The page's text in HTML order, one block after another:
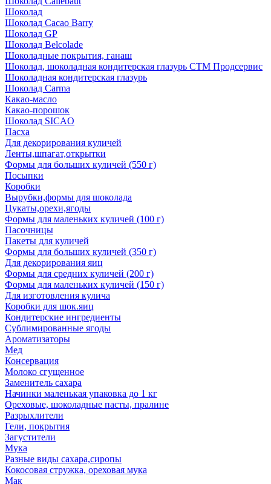
Шоколад
Шоколад Cacao Barry
Шоколад GP
Шоколад Belcolade
Шоколадные покрытия, ганаш
Шоколад, шоколадная кондитерская глазурь СТМ Продсервис
Шоколадная кондитерская глазурь
Шоколад Carma
Какао-масло
Какао-порошок
Шоколад SICAO
Пасха
Для декорирования куличей
Ленты,шпагат,открытки
Формы для больших куличей (550 г)
Посыпки
Коробки
Вырубки,формы для шоколада
Цукаты,орехи,ягоды
Формы для маленьких куличей (100 г)
Пасочницы
Пакеты для куличей
Формы для больших куличей (350 г)
Для декорирования яиц
Формы для средних куличей (200 г)
Формы для маленьких куличей (150 г)
Для изготовления кулича
Коробки для шок.яиц
Кондитерские ингредиенты
Сублимированные ягоды
Ароматизаторы
Мед
Консервация
Молоко сгущенное
Заменитель сахара
Начинки маленькая упаковка до 1 кг
Ореховые, шоколадные пасты, пралине
Разрыхлители
Гели, покрытия
Загустители
Мука
Разные виды сахара,сиропы
Кокосовая стружка, ореховая мука
Мак